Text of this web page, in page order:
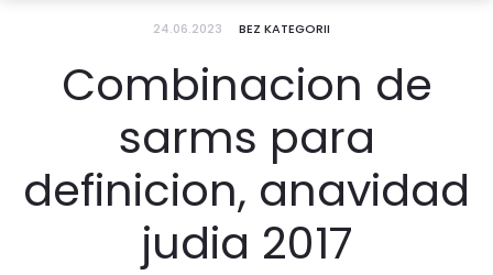
24.06.2023 BEZ KATEGORII
Combinacion de
sarms para
definicion, anavidad
judia 2017